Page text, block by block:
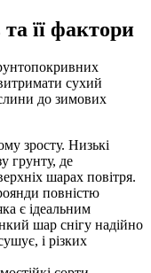
її фактори
сухий
до зимових
зросту. Низькі
грунту, де
шарах повітря.
повністю
є ідеальним
шар снігу надійно
і різких